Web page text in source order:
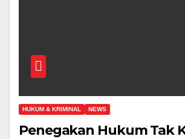
HUKUM & KRIMINAL NEWS
Penegakan Hukum Tak